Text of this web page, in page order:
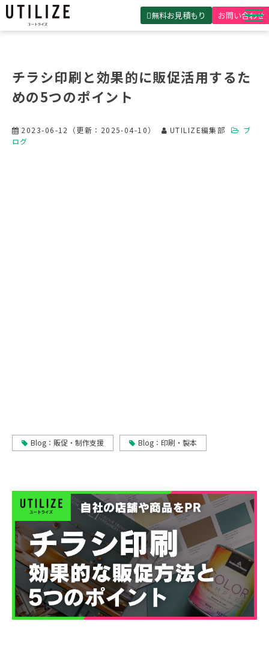
無料お見積もり お問い合わせ
無料見積ガイド
チラシ印刷と効果的に販促活用するた
めの5つのポイント
2023-06-12 （更新： 2025-04-10） UTILIZE編集部
ブ
ログ
Blog：販促・制作支援 Blog：印刷・製本